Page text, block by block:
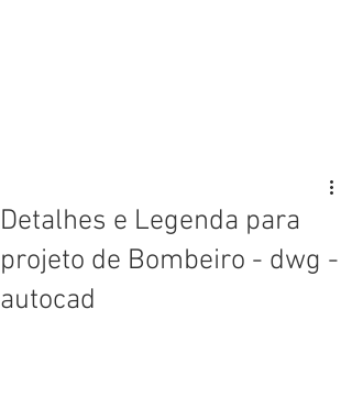
Detalhes e Legenda para
projeto de Bombeiro - dwg -
autocad